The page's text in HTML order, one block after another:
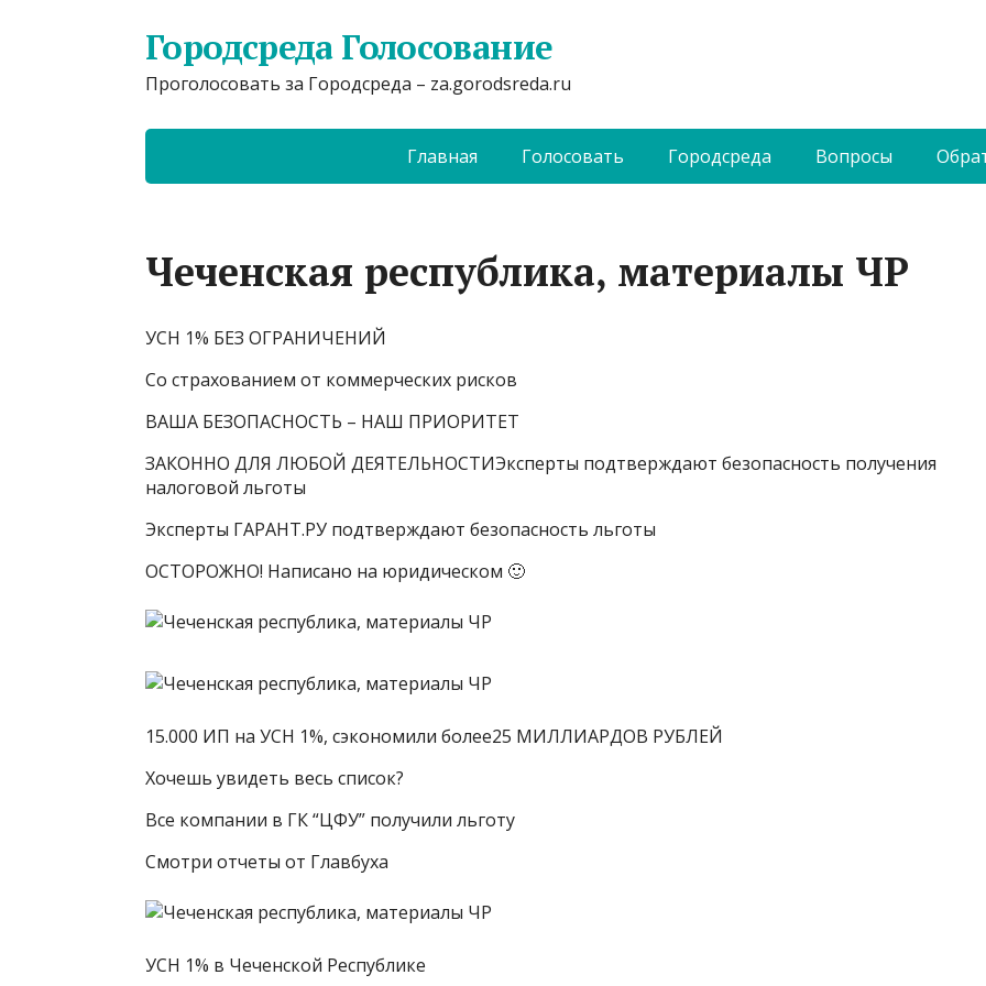
Городсреда Голосование
Проголосовать за Городсреда – za.gorodsreda.ru
Главная Голосовать Городсреда Вопросы
Чеченская республика, материалы ЧР
УСН 1% БЕЗ ОГРАНИЧЕНИЙ
Со страхованием от коммерческих рисков
ВАША БЕЗОПАСНОСТЬ – НАШ ПРИОРИТЕТ
ЗАКОННО ДЛЯ ЛЮБОЙ ДЕЯТЕЛЬНОСТИЭксперты подтверждают безопасность получения
налоговой льготы
Эксперты ГАРАНТ.РУ подтверждают безопасность льготы
ОСТОРОЖНО! Написано на юридическом 🙂
15.000 ИП на УСН 1%, сэкономили более 25 МИЛЛИАРДОВ РУБЛЕЙ
Хочешь увидеть весь список?
Все компании в ГК “ЦФУ” получили льготу
Смотри отчеты от Главбуха
УСН 1% в Чеченской Республике